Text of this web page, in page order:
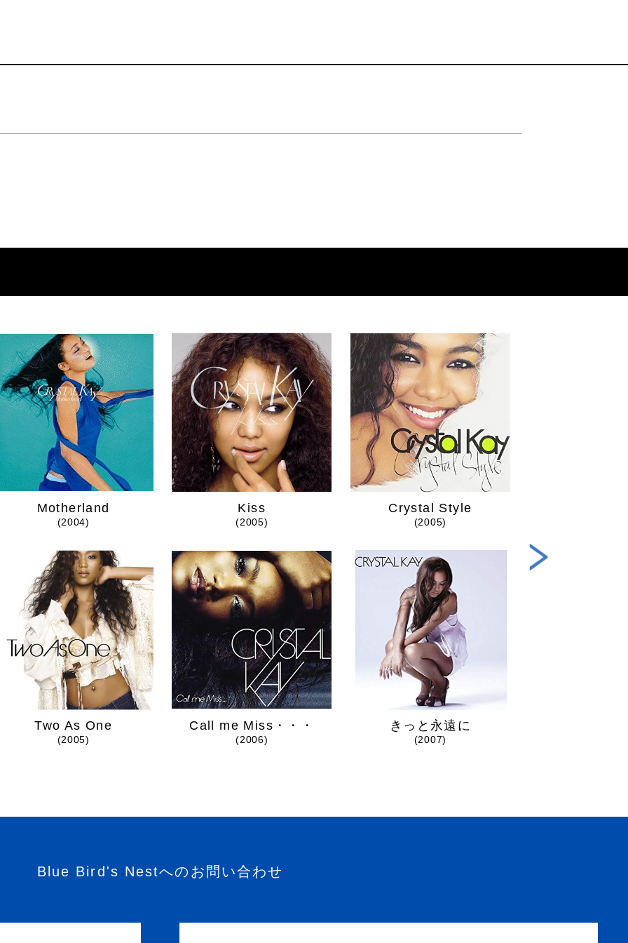
Motherland
(2004)
Kiss
(2005)
Crystal Style
(2005)
Two As One
(2005)
Call me Miss・・・
(2006)
きっと永遠に
(2007)
Blue Bird's Nestへのお問い合わせ